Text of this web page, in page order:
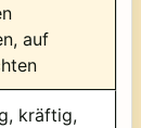
auf
kräftig,